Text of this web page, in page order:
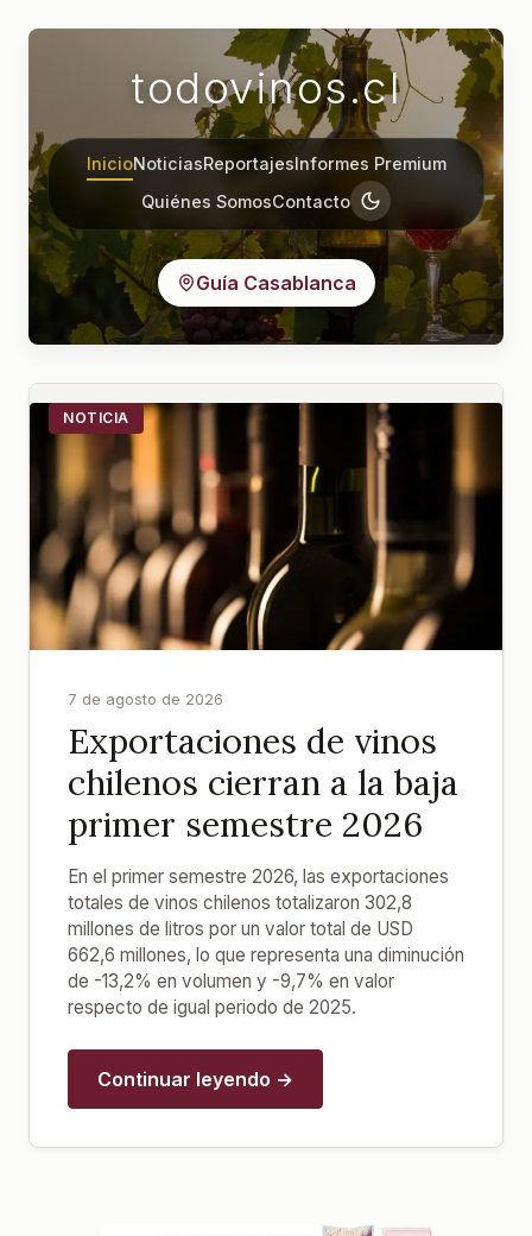
todovinos.cl
InicioNoticiasReportajesInformes Premium
Quiénes SomosContacto
Guía Casablanca
NOTICIA
7 de agosto de 2026
Exportaciones de vinos
chilenos cierran a la baja
primer semestre 2026
En el primer semestre 2026, las exportaciones
totales de vinos chilenos totalizaron 302,8
millones de litros por un valor total de USD
662,6 millones, lo que representa una diminución
de -13,2% en volumen y -9,7% en valor
respecto de igual periodo de 2025.
Continuar leyendo →